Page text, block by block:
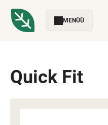
MENÜÜ
Quick Fit